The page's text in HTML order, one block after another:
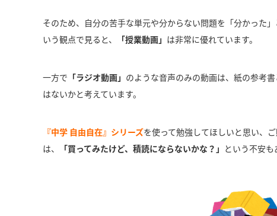
そのため、自分の苦手な単元や分からない問題を「分かった
いう観点で見ると、
「授業動画」 は非常に優れています。
一方で 「ラジオ動画」 のような音声のみの動画は、紙の参考
はないかと考えています。
『中学 自由自在』シリーズを使って勉強してほしいと思い、
は、
「買ってみたけど、積読にならないかな？」 という不安も